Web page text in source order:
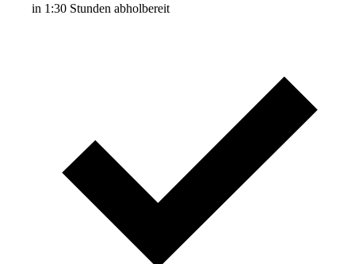
in 1:30 Stunden abholbereit